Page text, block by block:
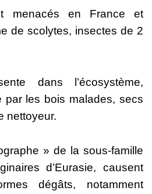
menacés en France
et
de scolytes, insectes de 2
dans l’écosystème,
par les bois malades, secs
nettoyeur.
» de la sous-famille
d’Eurasie,
causent
dégâts,
notamment